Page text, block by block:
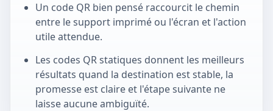
Un code QR bien pensé raccourcit le chemin
entre le support imprimé ou l'écran et l'action
utile attendue.
Les codes QR statiques donnent les meilleurs
résultats quand la destination est stable, la
promesse est claire et l'étape suivante ne
laisse aucune ambiguïté.